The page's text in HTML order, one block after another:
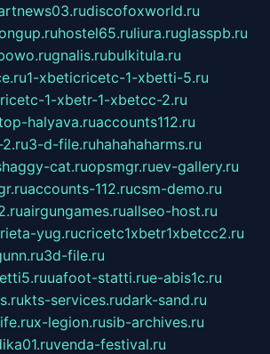
discofoxworld.ru
hostel65.ruliura.ruglasspb.ru
gnalis.rubulkitula.ru
1-xbeticricetc-1-xbetti-5.ru
1-xbetr-1-xbetcc-2.ru
halyava.ruaccounts112.ru
3-d-file.ruhahahaharms.ru
cat.ruopsmgr.ruev-gallery.ru
accounts-112.rucsm-demo.ru
airgungames.ruallseo-host.ru
yug.rucricetc1xbetr1xbetcc2.ru
3d-file.ru
uafoot-statti.rue-abis1c.ru
kts-services.rudark-sand.ru
x-legion.rusib-archives.ru
venda-festival.ru